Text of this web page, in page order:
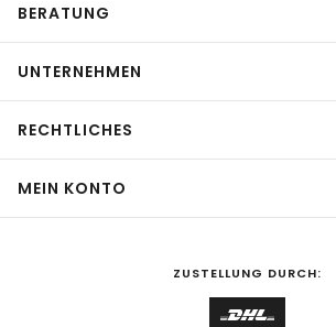
BERATUNG
UNTERNEHMEN
RECHTLICHES
MEIN KONTO
ZUSTELLUNG DURCH: